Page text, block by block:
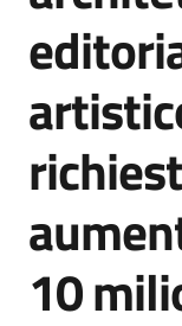
Seguici
su
10